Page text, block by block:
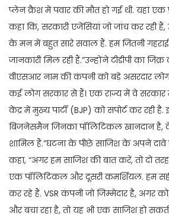
प्लेन क्रैश में पवार की मौत हो गई थी. यहां एक
कहा कि, सरकारी एजेंसियां जो जांच कर रही हैं,
के मन में बहुत सारे सवाल हैं. हम जितनी
जानकारी मिल रही हैं.”उन्होंने टीडीपी का
वीएसआर नाम की कंपनी को बड़े असरदार
कई लोग सरकार से हैं। एक राज्य में वे सरकार
केंद्र में मुख्य पार्टी (BJP) को सपोर्ट कर रही
बिजनेसमैन जिनका पॉलिटिकल खानदान है,
शामिल हैं.”घटना के पीछे साजिश के अपने दावे
कहा, “अगर हम साजिश की बात करें, तो दो
एक पॉलिटिकल और दूसरी कमर्शियल. हम
कर रहे हैं. VSR कंपनी जो जिम्मेदार है, अगर
और बचा रहा है, तो यह भी एक साजिश हो